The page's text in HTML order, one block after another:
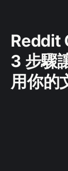
Reddit
3 步驟
用你的